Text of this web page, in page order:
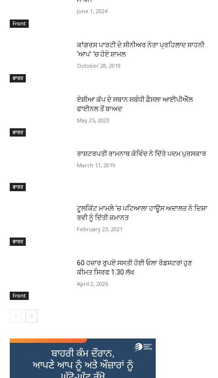
Front
June 1, 2024
ਭਾਰਤ
ਕਾਂਗਰਸ ਪਾਰਟੀ ਦੇ ਸੀਨੀਅਰ ਨੇਤਾ ਪ੍ਰਹਿਲਾਦ ਸਾਹਨੀ
‘ਆਪ’ ‘ਚ ਹੋਏ ਸ਼ਾਮਲ
October 28, 2019
ਭਾਰਤ
ਏਸ਼ੀਆ ਕੱਪ ਦੇ ਸਥਾਨ ਸਬੰਧੀ ਫ਼ੈਸਲਾ ਆਈਪੀਐੱਲ
ਫਾਈਨਲ ਤੋਂ ਬਾਅਦ
May 25, 2023
ਭਾਰਤ
ਰਾਸ਼ਟਰਪਤੀ ਰਾਮਨਾਥ ਕੋਵਿੰਦ ਨੇ ਦਿੱਤੇ ਪਦਮ ਪੁਰਸਕਾਰ
March 11, 2019
ਭਾਰਤ
ਟੂਲਕਿੱਟ ਮਾਮਲੇ ‘ਚ ਪਟਿਆਲਾ ਹਾਊਸ ਅਦਾਲਤ ਨੇ ਦਿਸ਼ਾ
ਰਵੀ ਨੂੰ ਦਿੱਤੀ ਜ਼ਮਾਨਤ
February 23, 2021
Front
60 ਹਜ਼ਾਰ ਰੁਪਏ ਸਸਤੀ ਹੋਈ ਓਲਾ ਰੋਡਸਟਰ! ਹੁਣ
ਕੀਮਤ ਸਿਰਫ 1.30 ਲੱਖ
April 2, 2026